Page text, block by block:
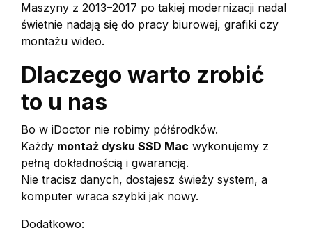
Maszyny z 2013–2017 po takiej modernizacji nadal
świetnie nadają się do pracy biurowej, grafiki czy
montażu wideo.
Dlaczego warto zrobić
to u nas
Bo w iDoctor nie robimy półśrodków.
Każdy montaż dysku SSD Mac wykonujemy z
pełną dokładnością i gwarancją.
Nie tracisz danych, dostajesz świeży system, a
komputer wraca szybki jak nowy.
Dodatkowo: